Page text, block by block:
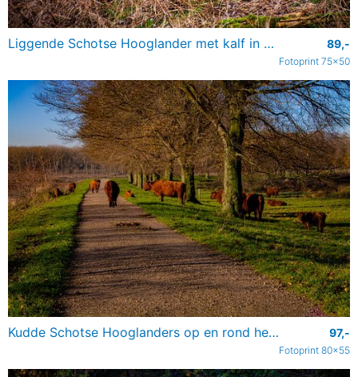
Liggende Schotse Hooglander met kalf in de Broekpolder bij Vlaardingen 89,-
Fotoprint 75x50
Kudde Schotse Hooglanders op en rond het wandelpad 97,-
Fotoprint 80x55